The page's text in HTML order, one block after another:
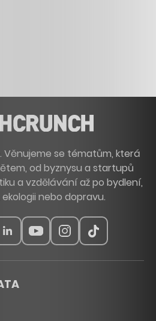
Věnujeme se tématům, která
od byznysu a startupů
a vzdělávání až po bydlení,
nebo dopravu.